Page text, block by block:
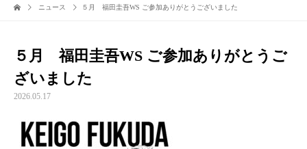
ニュース ５月 福田圭吾WS ご参加ありがとうございました
５月 福田圭吾WS ご参加ありがとうご
ざいました
2026.05.17